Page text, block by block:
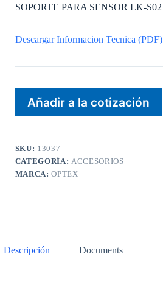
SOPORTE PARA SENSOR LK-S02
Descargar Informacion Tecnica (PDF)
Añadir a la cotización
SKU: 13037
CATEGORÍA: ACCESORIOS
MARCA:OPTEX
Descripción Documents